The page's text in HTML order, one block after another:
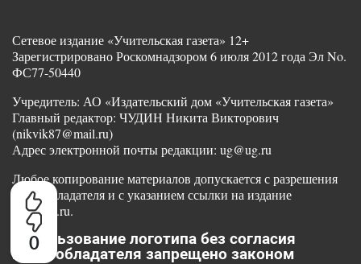
0
Сетевое издание «Учительская газета» 12+
Зарегистрировано Роскомнадзором 6 июля 2012 года Эл No.
ФС77-50440
Учредитель: АО «Издательский дом «Учительская газета»
Главный редактор: ЧУДИН Никита Викторович
(nikvik87@mail.ru)
Адрес электронной почты редакции: ug@ug.ru
Любое копирование материалов допускается с разрешения
правообладателя и с указанием ссылки на издание
www.ug.ru.
Использование логотипа без согласия
правообладателя запрещено законом